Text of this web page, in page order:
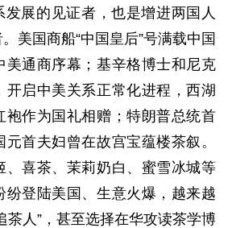
发展的见证者，也是增进两国人
美国商船“中国皇后”号满载中国
美通商序幕；基辛格博士和尼克
开启中美关系正常化进程，西湖
袍作为国礼相赠；特朗普总统首
首夫妇曾在故宫宝蕴楼茶叙。
、喜茶、茉莉奶白、蜜雪冰城等
纷登陆美国、生意火爆，越来越
茶人”，甚至选择在华攻读茶学博